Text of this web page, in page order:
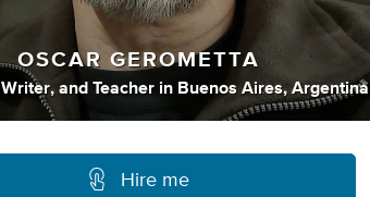
OSCAR GEROMETTA
Writer, and Teacher in Buenos Aires, Argentina
Hire me